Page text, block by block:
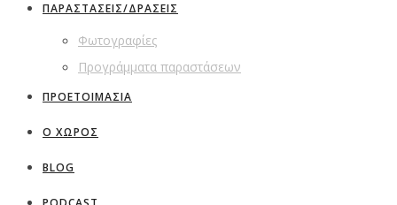
ΠΑΡΑΣΤΑΣΕΙΣ/ΔΡΑΣΕΙΣ
Φωτογραφίες
Προγράμματα παραστάσεων
ΠΡΟΕΤΟΙΜΑΣΙΑ
Ο ΧΩΡΟΣ
BLOG